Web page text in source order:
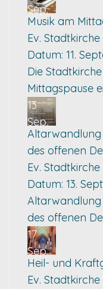
Sep.
Musik am
Ev.
Datum: 11.
Die
Mittagspause
13
Sep.
Altarwandlung
des offenen
Ev.
Datum: 13.
Altarwandlung
des offenen
17
Sep.
Heil- und
Ev.